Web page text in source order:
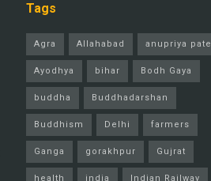
Tags
Agra Allahabad anupriya patel
Ayodhya bihar Bodh Gaya
buddha Buddhadarshan
Buddhism Delhi farmers
Ganga gorakhpur Gujrat
health india Indian Railway